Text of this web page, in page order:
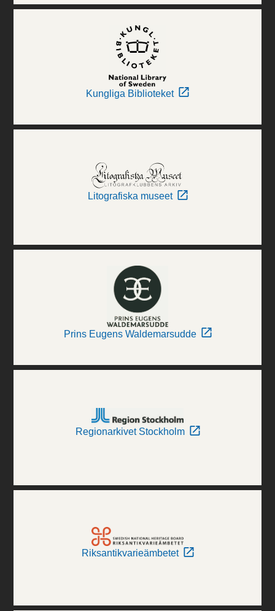
Kungliga Biblioteket
Litografiska museet
Prins Eugens Waldemarsudde
Regionarkivet Stockholm
Riksantikvarieämbetet